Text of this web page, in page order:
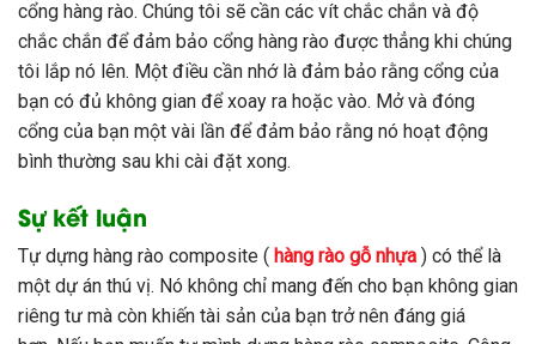
cổng hàng rào. Chúng tôi sẽ cần các vít chắc chắn và độ
chắc chắn để đảm bảo cổng hàng rào được thẳng khi chúng
tôi lắp nó lên. Một điều cần nhớ là đảm bảo rằng cổng của
bạn có đủ không gian để xoay ra hoặc vào. Mở và đóng
cổng của bạn một vài lần để đảm bảo rằng nó hoạt động
bình thường sau khi cài đặt xong.
Sự kết luận
Tự dựng hàng rào composite ( hàng rào gỗ nhựa ) có thể là
một dự án thú vị. Nó không chỉ mang đến cho bạn không gian
riêng tư mà còn khiến tài sản của bạn trở nên đáng giá